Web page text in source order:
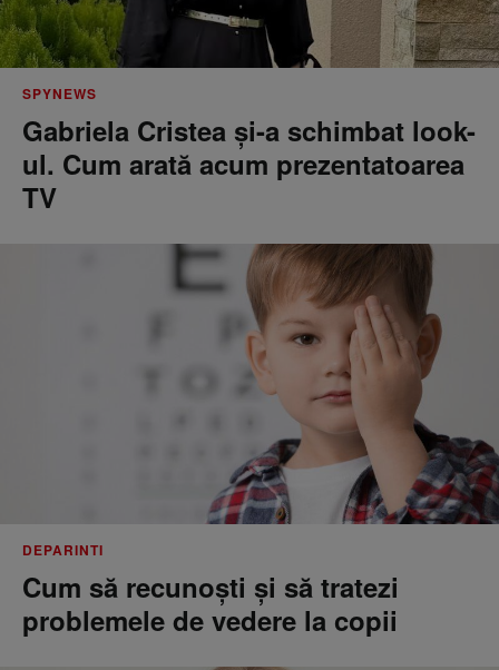
SPYNEWS
Gabriela Cristea și-a schimbat look-
ul. Cum arată acum prezentatoarea
TV
DEPARINTI
Cum să recunoști și să tratezi
problemele de vedere la copii